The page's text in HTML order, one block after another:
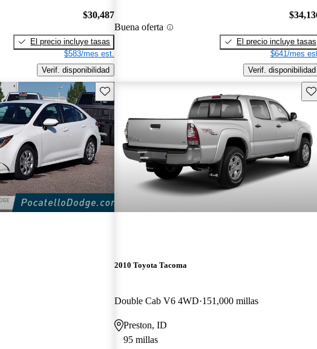
$30,487
El precio incluye tasas
$583/mes est.
Verif. disponibilidad
Buena oferta
El precio incluye tasas
$641/mes
Verif. disponibilidad
Guarda este Aviso
2010 Toyota Tacoma
Double Cab V6 4WD 151,000 millas
Preston, ID
95 millas